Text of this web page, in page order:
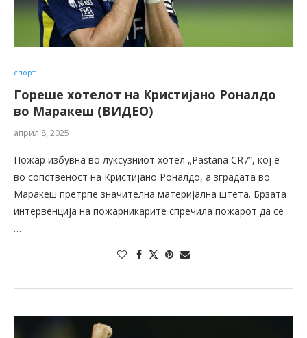
спорт
Гореше хотелот на Кристијано Роналдо
во Маракеш (ВИДЕО)
април 8, 2025
Пожар избувна во луксузниот хотел „Pastana CR7“, кој е
во сопственост на Кристијано Роналдо, а зградата во
Маракеш претрпе значителна материјална штета. Брзата
интервенција на пожарникарите спречила пожарот да се
…